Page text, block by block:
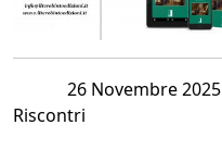
Posted
on
26 Novembre 2025
Riscontri